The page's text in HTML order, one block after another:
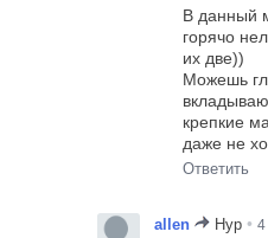
В данный
горячо
их две))
Можешь
крепкие
даже не
Ответить
allen Нур •